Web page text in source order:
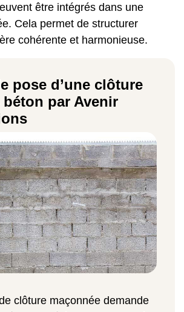
être intégrés dans une
Cela permet de structurer
cohérente et harmonieuse.
pose d’une clôture
par Avenir
clôture maçonnée demande